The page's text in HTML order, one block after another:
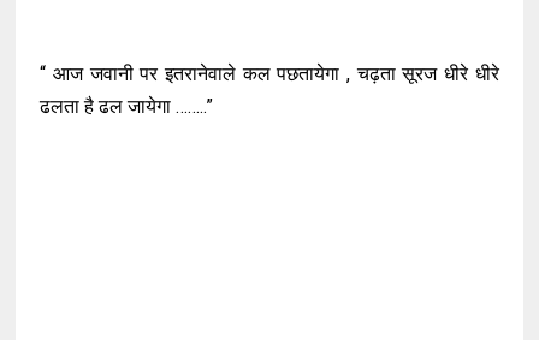
“ आज जवानी पर इतरानेवाले कल पछतायेगा , चढ़ता सूरज धीरे धीरे
ढलता है ढल जायेगा ……..”